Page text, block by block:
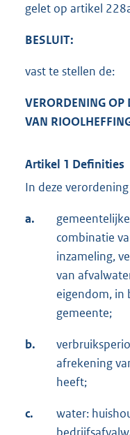
gelet op artikel
BESLUIT:
vast te stellen de:
VERORDENING OP
VAN
Artikel 1 Definities
In deze
a.
combinatie
inzameling,
van
eigendom, in
gemeente;
b.
afrekening
heeft;
c.
water: